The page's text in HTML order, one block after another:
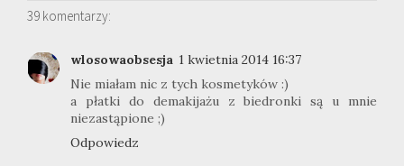
39 komentarzy:
wlosowaobsesja 1 kwietnia 2014 16:37
Nie miałam nic z tych kosmetyków :)
a płatki do demakijażu z biedronki są u mnie
niezastąpione ;)
Odpowiedz